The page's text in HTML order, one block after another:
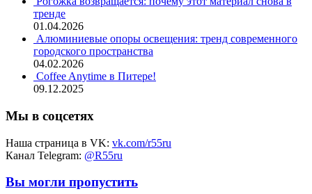
тренде
01.04.2026
Алюминиевые опоры освещения: тренд современного
городского пространства
04.02.2026
Coffee Anytime в Питере!
09.12.2025
Мы в соцсетях
Наша страница в VK: vk.com/r55ru
Канал Telegram: @R55ru
Вы могли пропустить